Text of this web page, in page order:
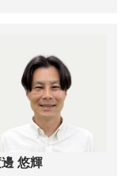
悠輝